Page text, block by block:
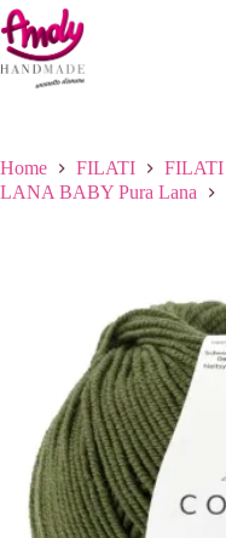
Salta
al
contenuto
Home FILATI
LANA BABY Pura Lana